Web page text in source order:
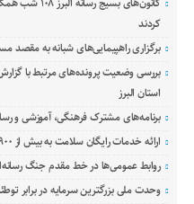
کردند
برگزاری راهپیمایی‌های شبانه به مقصد
بررسی وضعیت پرونده‌های مرتبط با
استان البرز
برنامه‌های مشترک فرهنگی، آموزشی و
ارائه خدمات رایگان سلامت به بیش از ۹۰۰ نفر در گلشهر کرج
روابط عمومی‌ها در خط مقدم جنگ
وحدت ملی بزرگترین سرمایه در برابر